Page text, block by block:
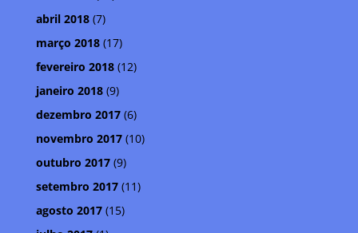
abril 2018(7)
março 2018(17)
fevereiro 2018(12)
janeiro 2018(9)
dezembro 2017(6)
novembro 2017(10)
outubro 2017(9)
setembro 2017(11)
agosto 2017(15)